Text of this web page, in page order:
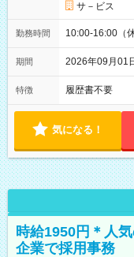
サ－ビス
勤務時間 10:00-16:00（
期間 2026年09月
特徴 履歴書不要
気になる！
時給1950円＊人
企業で採用事務